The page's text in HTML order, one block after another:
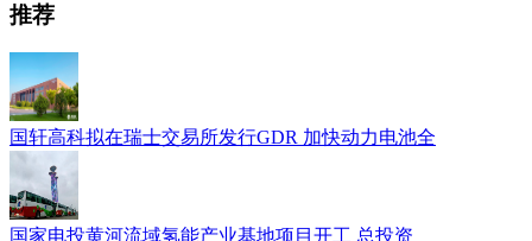
推荐
国轩高科拟在瑞士交易所发行GDR 加快动力电池全
国家电投黄河流域氢能产业基地项目开工 总投资